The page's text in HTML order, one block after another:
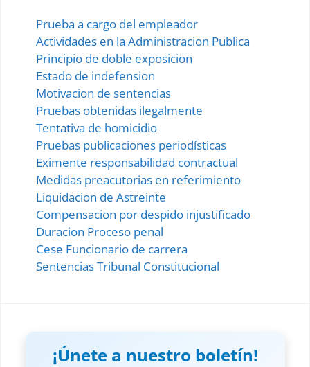
Prueba a cargo del empleador
Actividades en la Administracion Publica
Principio de doble exposicion
Estado de indefension
Motivacion de sentencias
Pruebas obtenidas ilegalmente
Tentativa de homicidio
Pruebas publicaciones periodísticas
Eximente responsabilidad contractual
Medidas preacutorias en referimiento
Liquidacion de Astreinte
Compensacion por despido injustificado
Duracion Proceso penal
Cese Funcionario de carrera
Sentencias Tribunal Constitucional
¡Únete a nuestro boletín!